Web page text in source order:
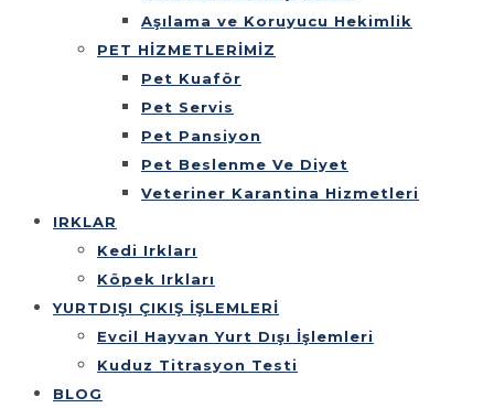
Aşılama ve Koruyucu Hekimlik
PET HİZMETLERİMİZ
Pet Kuaför
Pet Servis
Pet Pansiyon
Pet Beslenme Ve Diyet
Veteriner Karantina Hizmetleri
IRKLAR
Kedi Irkları
Köpek Irkları
YURTDIŞI ÇIKIŞ İŞLEMLERİ
Evcil Hayvan Yurt Dışı İşlemleri
Kuduz Titrasyon Testi
BLOG